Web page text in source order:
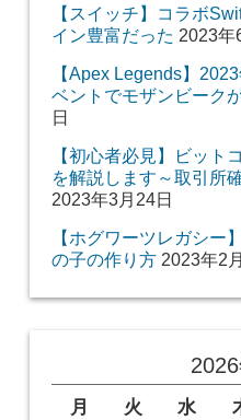
【スイッチ】コラボ
イン豊富だった 2023年
【Apex Legends】
ベントでモザンビーク
日
【初心者必見】ビット
を解説します～取引所
2023年3月24日
【ホグワーツレガシー
の子の作り方 2023年2
月 火 水